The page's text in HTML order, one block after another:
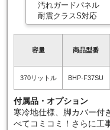
汚れガードパネル
耐震クラスS対応
容量 商品型番
370リットル BHP-F37SU
付属品・オプション
寒冷地仕様、脚カバー付
べてコミコミ！さらに工